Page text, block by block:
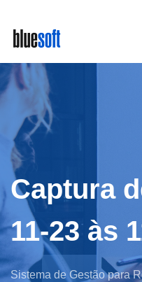
main
content
Captura
11-23 às
Sistema de Gestão para